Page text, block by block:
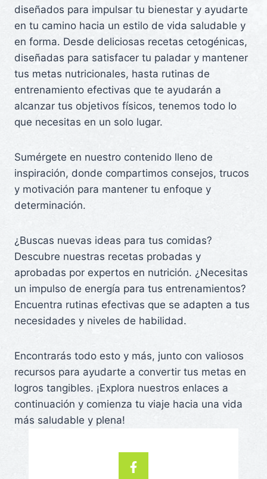
diseñados para impulsar tu bienestar y ayudarte
en tu camino hacia un estilo de vida saludable y
en forma. Desde deliciosas recetas cetogénicas,
diseñadas para satisfacer tu paladar y mantener
tus metas nutricionales, hasta rutinas de
entrenamiento efectivas que te ayudarán a
alcanzar tus objetivos físicos, tenemos todo lo
que necesitas en un solo lugar.
Sumérgete en nuestro contenido lleno de
inspiración, donde compartimos consejos, trucos
y motivación para mantener tu enfoque y
determinación.
¿Buscas nuevas ideas para tus comidas?
Descubre nuestras recetas probadas y
aprobadas por expertos en nutrición. ¿Necesitas
un impulso de energía para tus entrenamientos?
Encuentra rutinas efectivas que se adapten a tus
necesidades y niveles de habilidad.
Encontrarás todo esto y más, junto con valiosos
recursos para ayudarte a convertir tus metas en
logros tangibles. ¡Explora nuestros enlaces a
continuación y comienza tu viaje hacia una vida
más saludable y plena!